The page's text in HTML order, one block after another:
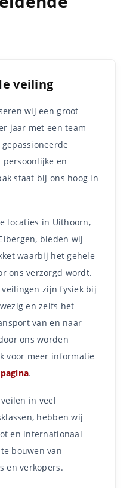
veiling
wij een groot
jaar met een team
persoonlijke en
staat bij ons hoog in
locaties in Uithoorn,
bieden wij
waarbij het gehele
ons verzorgd wordt.
veilingen zijn fysiek bij
en zelfs het
van en naar
ons worden
voor meer informatie
.
in veel
hebben wij
en internationaal
bouwen van
en verkopers.